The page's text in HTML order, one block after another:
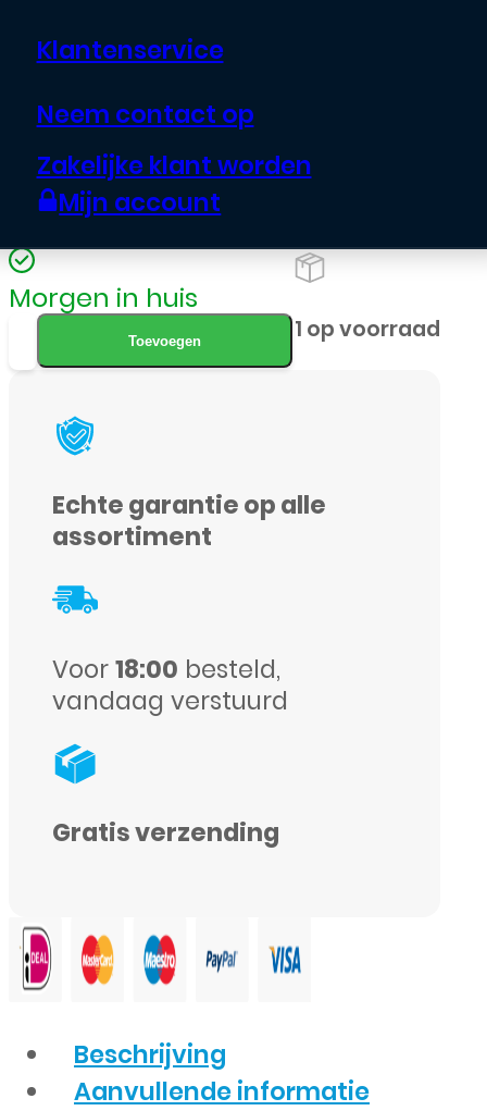
Klantenservice
Neem contact op
Zakelijke klant worden
Mijn account
deze blauwen lens film camera
voorkomt krassen en stoten zonder
dat de beeldkwaliteit van je foto’s
verandert.
Morgen in huis
Lens
Film
Lens
iPhone
Max
Blauw
Toevoegen 1 op voorraad
Echte garantie op alle
assortiment
Voor18:00 besteld,
vandaag verstuurd
Gratis verzending
Beschrijving
Aanvullende informatie